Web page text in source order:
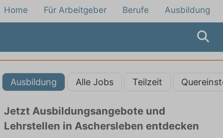
Home Für Arbeitgeber Berufe Ausbildung
Ausbildung Alle Jobs Teilzeit
Jetzt Ausbildungsangebote und
Lehrstellen in Aschersleben entdecken